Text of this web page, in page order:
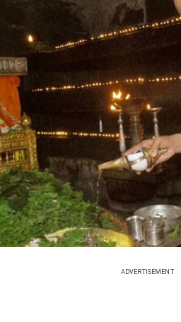
ADVERTISEMENT